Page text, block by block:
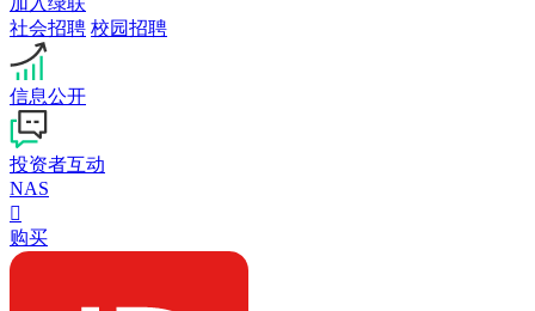
社会招聘 校园招聘
信息公开
投资者互动
NAS

购买